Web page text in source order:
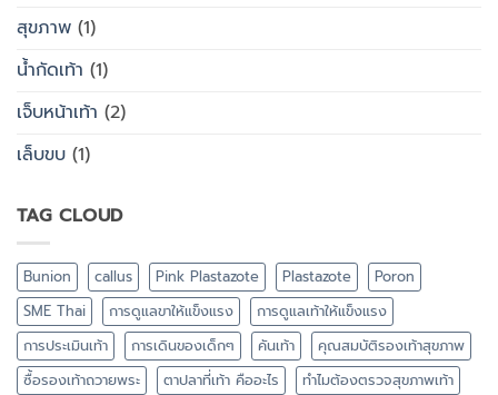
สุขภาพ (1)
น้ำกัดเท้า (1)
เจ็บหน้าเท้า (2)
เล็บขบ (1)
TAG CLOUD
Bunion callus Pink Plastazote Plastazote
Poron
SME Thai
การดูแลขาให้แข็งแรง
การดูแลเท้าให้แข็งแรง
การประเมินเท้า
การเดินของเด็กๆ คันเท้า
คุณสมบัติรองเท้าสุขภาพ
ซื้อรองเท้าถวายพระ
ตาปลาที่เท้า คืออะไร
ทำไมต้องตรวจสุขภาพเท้า